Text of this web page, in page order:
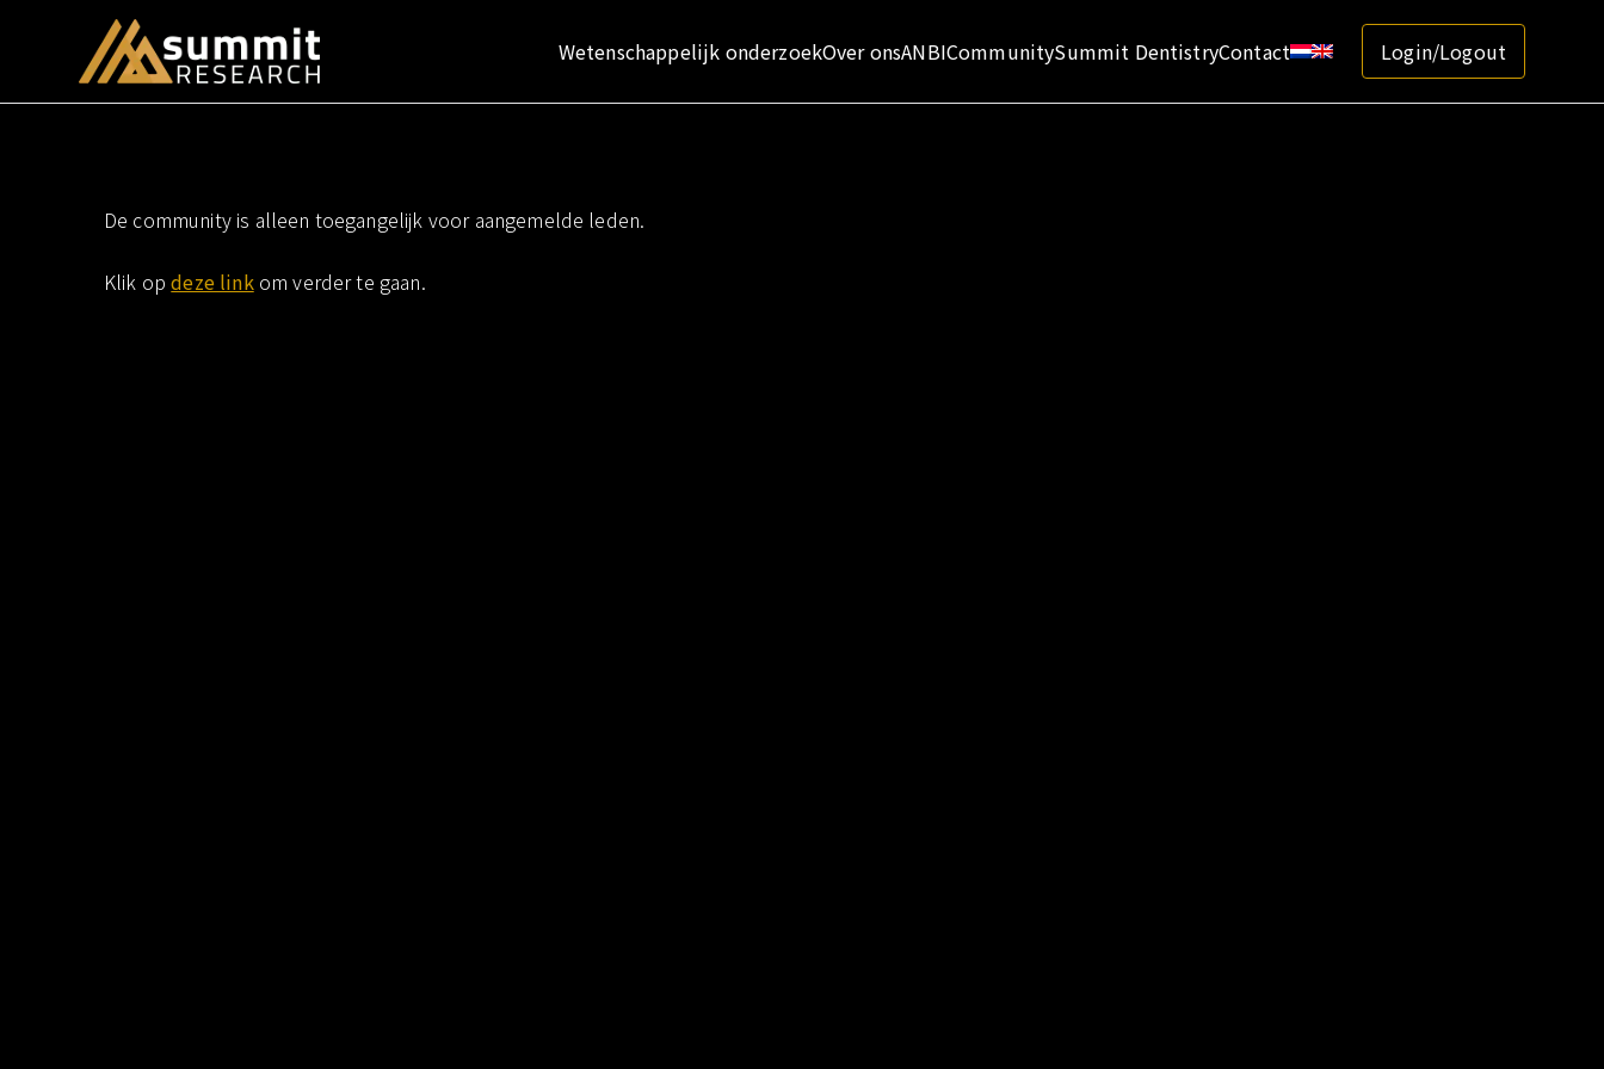
Wetenschappelijk onderzoekOver onsANBICommunitySummit DentistryContact Login/Logout
Community-videos
De community is alleen toegangelijk voor aangemelde leden.
Klik opdeze linkom verder te gaan.